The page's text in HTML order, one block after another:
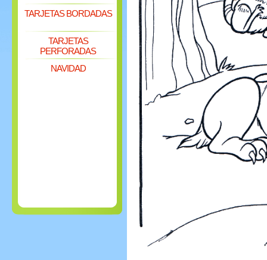
TARJETAS BORDADAS
TARJETAS
PERFORADAS
NAVIDAD